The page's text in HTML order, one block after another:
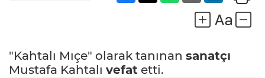
"Kahtalı Mıçe" olarak tanınan sanatçı
Mustafa Kahtalı vefat etti.